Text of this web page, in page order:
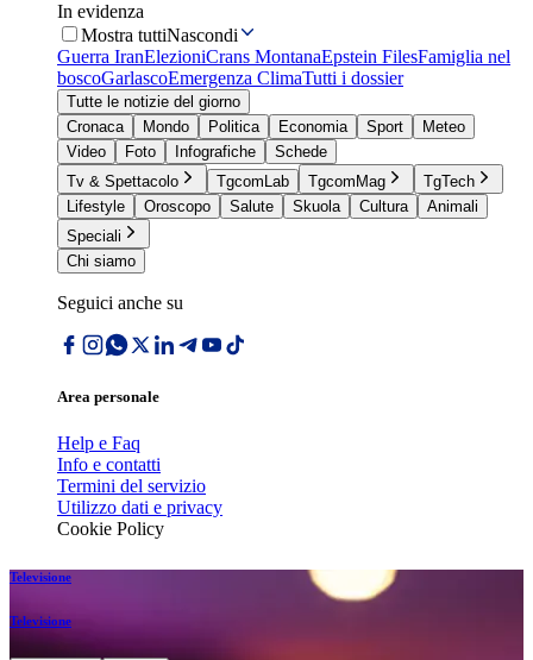
In evidenza
Mostra tuttiNascondi
Guerra IranElezioniCrans MontanaEpstein FilesFamiglia nel
boscoGarlascoEmergenza ClimaTutti i dossier
Tutte le notizie del giorno
Cronaca
Mondo Politica Economia Sport
Meteo
Video
Foto Infografiche
Schede
Tv & Spettacolo
TgcomLab TgcomMag
TgTech
Lifestyle
Oroscopo Salute Skuola Cultura
Animali
Speciali
Chi siamo
Seguici anche su
Area personale
Help e Faq
Info e contatti
Termini del servizio
Utilizzo dati e privacy
Cookie Policy
Televisione
Televisione